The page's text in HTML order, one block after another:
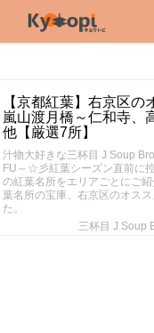
【京都紅葉】右京区の
嵐山渡月橋～仁和寺、
他【厳選7所】
汁物大好きな三杯目 J Soup
FU～☆彡紅葉シーズン直前に
の紅葉名所をエリアごとにご
葉名所の宝庫、右京区のオス
た。
三杯目 J Soup